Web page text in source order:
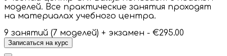
моделей. Все практические занятия проходят
на материалах учебного центра.
9 занятий (7 моделей) + экзамен - €295.00
Записаться на курс